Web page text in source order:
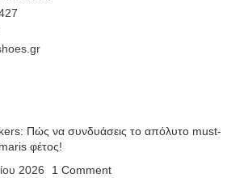
Πώς να συνδυάσεις το απόλυτο must-
φέτος!
2026
1 Comment